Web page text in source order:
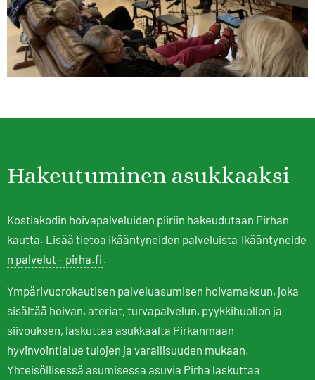
Hakeutuminen asukkaaksi
Kostiakodin hoivapalveluiden piiriin hakeudutaan Pirhan
kautta. Lisää tietoa ikääntyneiden palveluista Ikääntyneide
n palvelut - pirha.fi .
Ympärivuorokautisen palveluasumisen hoivamaksun, joka
sisältää hoivan, ateriat, turvapalvelun, pyykkihuollon ja
siivouksen, laskuttaa asukkaalta Pirkanmaan
hyvinvointialue tulojen ja varallisuuden mukaan.
Yhteisöllisessä asumisessa asuvia Pirha laskuttaa